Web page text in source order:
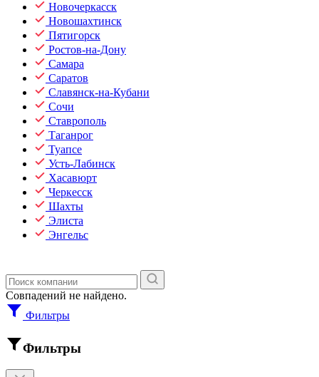
Новочеркасск
Новошахтинск
Пятигорск
Ростов-на-Дону
Самара
Саратов
Славянск-на-Кубани
Сочи
Ставрополь
Таганрог
Туапсе
Усть-Лабинск
Хасавюрт
Черкесск
Шахты
Элиста
Энгельс
Совпадений не найдено.
Фильтры
Фильтры